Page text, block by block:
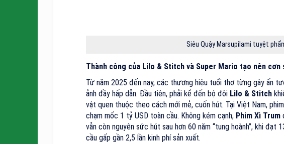
Siêu Quậy Marsupilami tuyệt
Thành công của Lilo & Stitch và Super Mario tạo nên
Từ năm 2025 đến nay, các thương hiệu tuổi thơ từng gây ấn
ảnh đầy hấp dẫn. Đầu tiên, phải kể đến bộ đôi Lilo & Stitch
vật quen thuộc theo cách mới mẻ, cuốn hút. Tại Việt Nam,
chạm mốc 1 tỷ USD toàn cầu. Không kém cạnh, Phim Xì Trum
vẫn còn nguyên sức hút sau hơn 60 năm “tung hoành”, khi
cầu gấp gần 2,5 lần kinh phí sản xuất.